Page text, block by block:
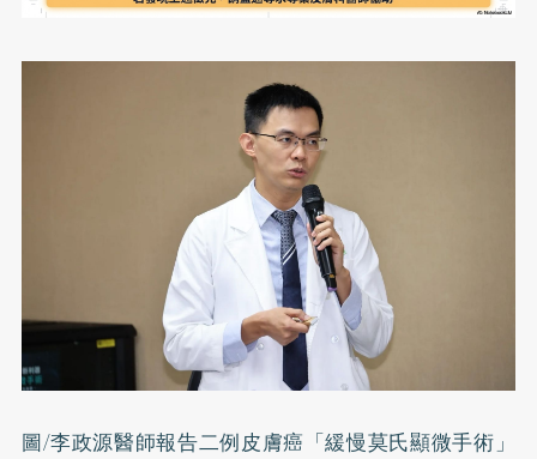
圖/李政源醫師報告二例皮膚癌「緩慢莫氏顯微手術」